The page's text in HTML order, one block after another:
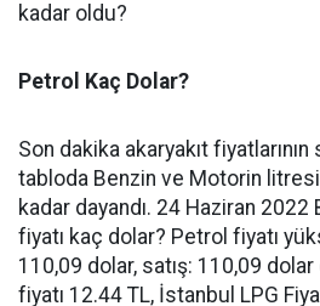
kadar oldu?
Petrol Kaç Dolar?
Son dakika akaryakıt fiyatlarının
tabloda Benzin ve Motorin
kadar dayandı. 24 Haziran
fiyatı kaç dolar? Petrol fiyatı
110,09 dolar, satış: 110,09
fiyatı 12.44 TL, İstanbul LPG